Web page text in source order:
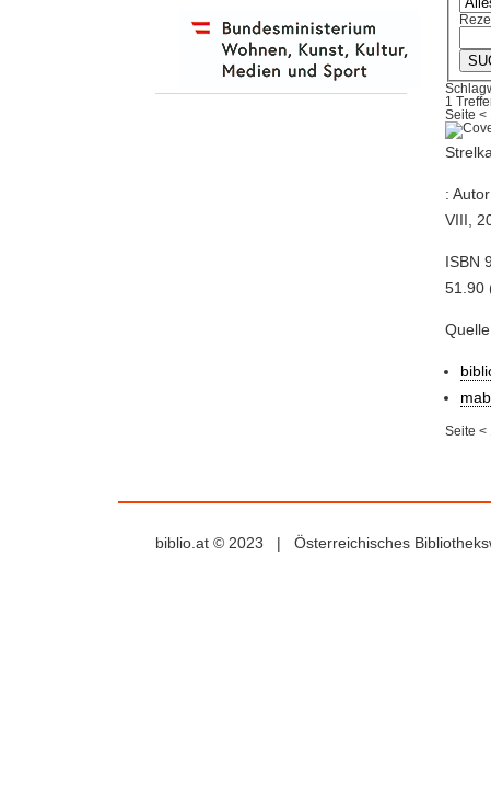
1
Seite<
:
VIII,
ISBN
51.90
Seite<
biblio.at © 2023 | Österreichisches